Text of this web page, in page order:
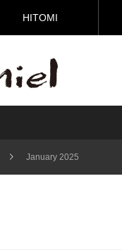
HITOMI
January 2025